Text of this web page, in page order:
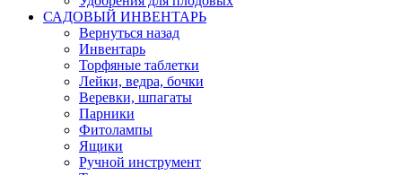
САДОВЫЙ ИНВЕНТАРЬ
Вернуться назад
Инвентарь
Торфяные таблетки
Лейки, ведра, бочки
Веревки, шпагаты
Парники
Фитолампы
Ящики
Ручной инструмент